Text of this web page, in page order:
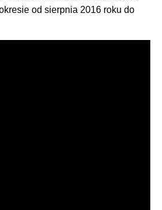
od sierpnia 2016 roku do